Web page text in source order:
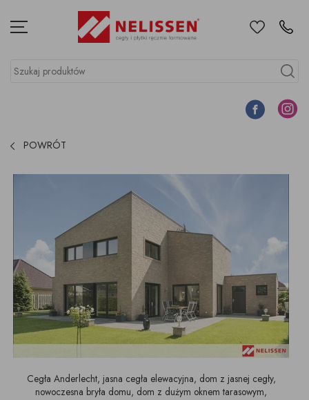
Menu UlubioneKontakt
Szukaj produktów
Szukaj
Facebook
POWRÓT
Cegła Anderlecht, jasna cegła elewacyjna, dom z jasnej cegły,
nowoczesna bryła domu, dom z dużym oknem tarasowym,